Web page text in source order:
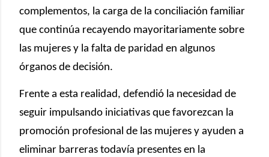
complementos, la carga de la conciliación familiar
que continúa recayendo mayoritariamente sobre
las mujeres y la falta de paridad en algunos
órganos de decisión.
Frente a esta realidad, defendió la necesidad de
seguir impulsando iniciativas que favorezcan la
promoción profesional de las mujeres y ayuden a
eliminar barreras todavía presentes en la